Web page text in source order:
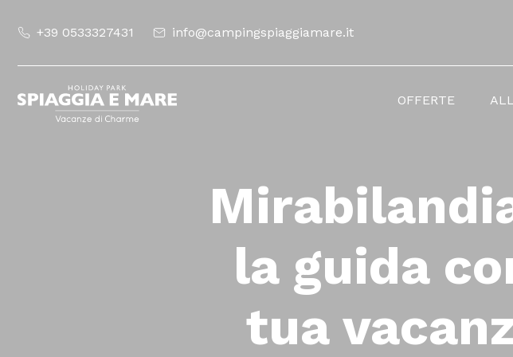
+39 0533327431 info@campingspiaggiamare.it
OFFERTE
la guida
tua